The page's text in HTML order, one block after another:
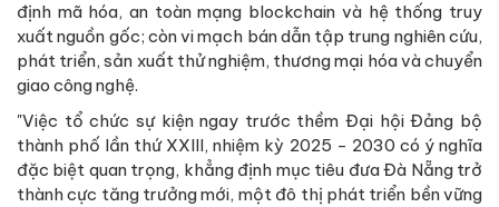
định mã hóa, an toàn mạng blockchain và hệ thống truy
xuất nguồn gốc; còn vi mạch bán dẫn tập trung nghiên cứu,
phát triển, sản xuất thử nghiệm, thương mại hóa và chuyển
giao công nghệ.
"Việc tổ chức sự kiện ngay trước thềm Đại hội Đảng bộ
thành phố lần thứ XXIII, nhiệm kỳ 2025 - 2030 có ý nghĩa
đặc biệt quan trọng, khẳng định mục tiêu đưa Đà Nẵng trở
thành cực tăng trưởng mới, một đô thị phát triển bền vững